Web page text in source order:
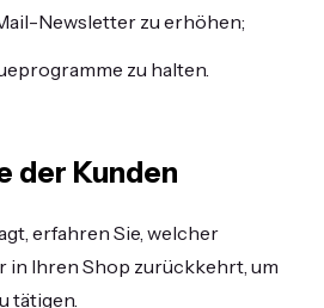
Newsletter zu erhöhen;
zu halten.
der Kunden
erfahren Sie, welcher
in Ihren Shop zurückkehrt, um
tätigen.